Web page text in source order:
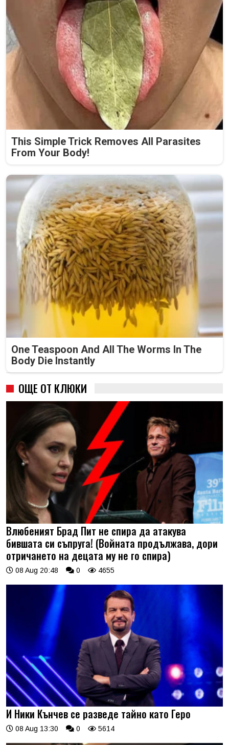
This Simple Trick Removes All Parasites
From Your Body!
One Teaspoon And All The Worms In The
Body Die Instantly
ОЩЕ ОТ КЛЮКИ
Влюбеният Брад Пит не спира да атакува
бившата си съпруга! (Войната продължава, дори
отричането на децата му не го спира)
08 Aug 20:48 0 4655
И Ники Кънчев се разведе тайно като Геро
08 Aug 13:30 0 5614